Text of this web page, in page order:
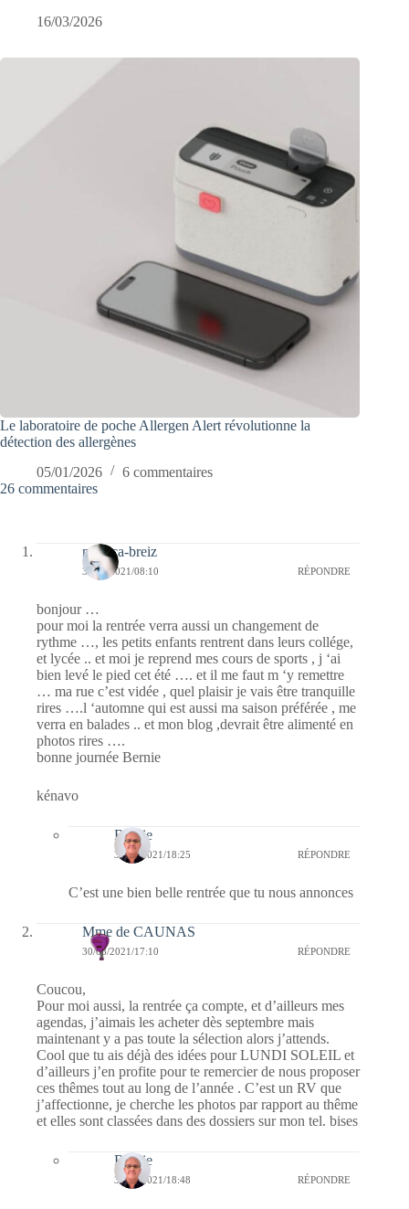
16/03/2026
Le laboratoire de poche Allergen Alert révolutionne la
détection des allergènes
05/01/2026
6 commentaires
26 commentaires
monica-breiz
31/08/2021/08:10 RÉPONDRE
bonjour …
pour moi la rentrée verra aussi un changement de
rythme …, les petits enfants rentrent dans leurs collége,
et lycée .. et moi je reprend mes cours de sports , j ‘ai
bien levé le pied cet été …. et il me faut m ‘y remettre
… ma rue c’est vidée , quel plaisir je vais être tranquille
rires ….l ‘automne qui est aussi ma saison préférée , me
verra en balades .. et mon blog ,devrait être alimenté en
photos rires ….
bonne journée Bernie
kénavo
Bernie
31/08/2021/18:25 RÉPONDRE
C’est une bien belle rentrée que tu nous annonces
Mme de CAUNAS
30/08/2021/17:10 RÉPONDRE
Coucou,
Pour moi aussi, la rentrée ça compte, et d’ailleurs mes
agendas, j’aimais les acheter dès septembre mais
maintenant y a pas toute la sélection alors j’attends.
Cool que tu ais déjà des idées pour LUNDI SOLEIL et
d’ailleurs j’en profite pour te remercier de nous proposer
ces thêmes tout au long de l’année . C’est un RV que
j’affectionne, je cherche les photos par rapport au thême
et elles sont classées dans des dossiers sur mon tel. bises
Bernie
30/08/2021/18:48 RÉPONDRE